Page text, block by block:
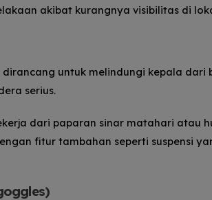
akibat kurangnya visibilitas di
dirancang untuk melindungi kepala dari
serius.
dari paparan sinar matahari atau
fitur tambahan seperti suspensi